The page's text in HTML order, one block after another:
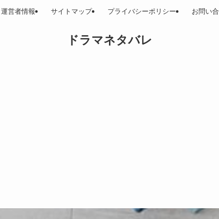
ドラマネタバレ
運営者情報 サイトマップ プライバシーポリシー お問い